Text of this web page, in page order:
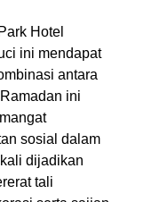
Hotel
ini mendapat
antara
ini
sosial dalam
dijadikan
tali